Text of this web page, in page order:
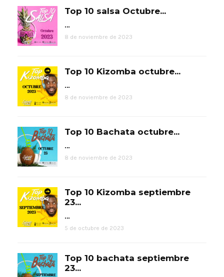
Top 10 salsa Octubre...
…
8 de noviembre de 2023
Top 10 Kizomba octubre...
…
8 de noviembre de 2023
Top 10 Bachata octubre...
…
8 de noviembre de 2023
Top 10 Kizomba septiembre
23...
…
5 de octubre de 2023
Top 10 bachata septiembre
23...